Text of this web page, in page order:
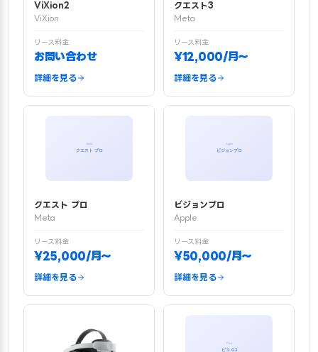
ViXion2
ViXion
リース料金
お問い合わせ
詳細を見る
クエスト3
Meta
リース料金
¥12,000/月〜
詳細を見る
クエスト プロ
Meta
リース料金
¥25,000/月〜
詳細を見る
ビジョンプロ
Apple
リース料金
¥50,000/月〜
詳細を見る